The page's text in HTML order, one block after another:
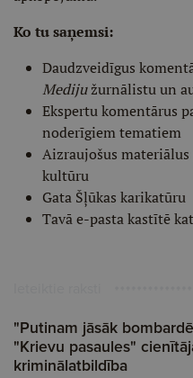
Ko tu saņemsi:
Daudzveidīgus
Medijužurnālistu un
Ekspertu komentārus
noderīgiem tematiem
Aizraujošus
kultūru
Gata Šļūkas karikatūru
Tavā e-pasta kastītē
"Putinam jāsāk
"Krievu pasaules"
kriminālatbildība